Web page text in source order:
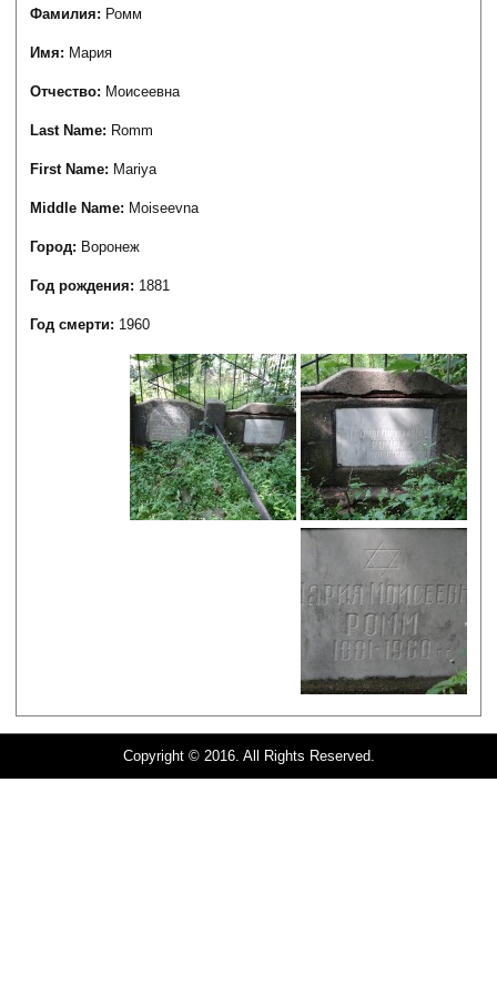
Фамилия: Ромм
Имя: Мария
Отчество: Моисеевна
Last Name: Romm
First Name: Mariya
Middle Name: Moiseevna
Город: Воронеж
Год рождения: 1881
Год смерти: 1960
Copyright © 2016. All Rights Reserved.